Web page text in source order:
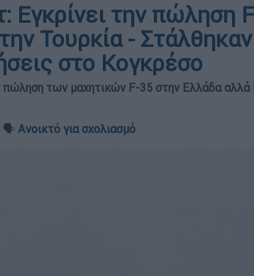
Εγκρίνει την πώληση
Τουρκία - Στάλθηκαν
στο Κογκρέσο
πώληση των μαχητικών F-35 στην Ελλάδα αλλά
🗣️ Ανοικτό για σχολιασμό